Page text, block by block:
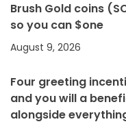
Brush Gold coins
so you can $one
August 9, 2026
Four greeting
and you will a
alongside